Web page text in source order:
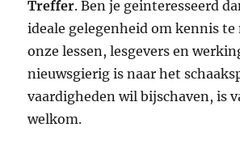
Treffer. Ben je geinteresseerd
ideale gelegenheid om kennis te
onze lessen, lesgevers en
nieuwsgierig is naar het
vaardigheden wil bijschaven, is
welkom.